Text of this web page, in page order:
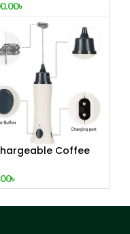
৳
Coffee
৳